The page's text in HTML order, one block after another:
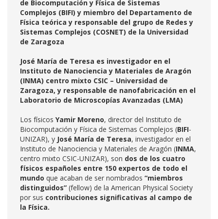
de Biocomputación y Física de Sistemas
Complejos (BIFI) y miembro del Departamento de
Física teórica y responsable del grupo de Redes y
Sistemas Complejos (COSNET) de la Universidad
de Zaragoza
José María de Teresa es investigador en el
Instituto de Nanociencia y Materiales de Aragón
(INMA) centro mixto CSIC – Universidad de
Zaragoza, y responsable de nanofabricación en el
Laboratorio de Microscopías Avanzadas (LMA)
Los físicos Yamir Moreno, director del Instituto de
Biocomputación y Física de Sistemas Complejos (BIFI-
UNIZAR), y José María de Teresa, investigador en el
Instituto de Nanociencia y Materiales de Aragón (INMA,
centro mixto CSIC-UNIZAR), son dos de los cuatro
físicos españoles entre 150 expertos de todo el
mundo que acaban de ser nombrados “miembros
distinguidos” (fellow) de la American Physical Society
por sus contribuciones significativas al campo de
la Física.